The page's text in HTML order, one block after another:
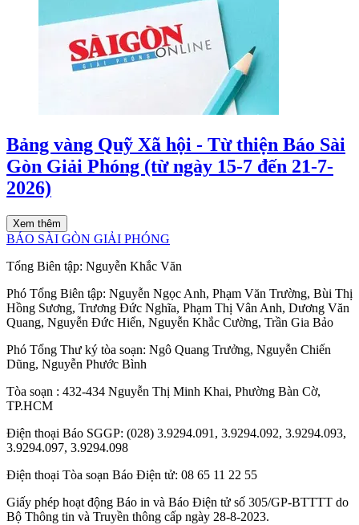
Bảng vàng Quỹ Xã hội - Từ thiện Báo Sài
Gòn Giải Phóng (từ ngày 15-7 đến 21-7-
2026)
Xem thêm
BÁO SÀI GÒN GIẢI PHÓNG
Tổng Biên tập: Nguyễn Khắc Văn
Phó Tổng Biên tập: Nguyễn Ngọc Anh, Phạm Văn Trường, Bùi Thị
Hồng Sương, Trương Đức Nghĩa, Phạm Thị Vân Anh, Dương Văn
Quang, Nguyễn Đức Hiển, Nguyễn Khắc Cường, Trần Gia Bảo
Phó Tổng Thư ký tòa soạn: Ngô Quang Trưởng, Nguyễn Chiến
Dũng, Nguyễn Phước Bình
Tòa soạn : 432-434 Nguyễn Thị Minh Khai, Phường Bàn Cờ,
TP.HCM
Điện thoại Báo SGGP: (028) 3.9294.091, 3.9294.092, 3.9294.093,
3.9294.097, 3.9294.098
Điện thoại Tòa soạn Báo Điện tử: 08 65 11 22 55
Giấy phép hoạt động Báo in và Báo Điện tử số 305/GP-BTTTT do
Bộ Thông tin và Truyền thông cấp ngày 28-8-2023.